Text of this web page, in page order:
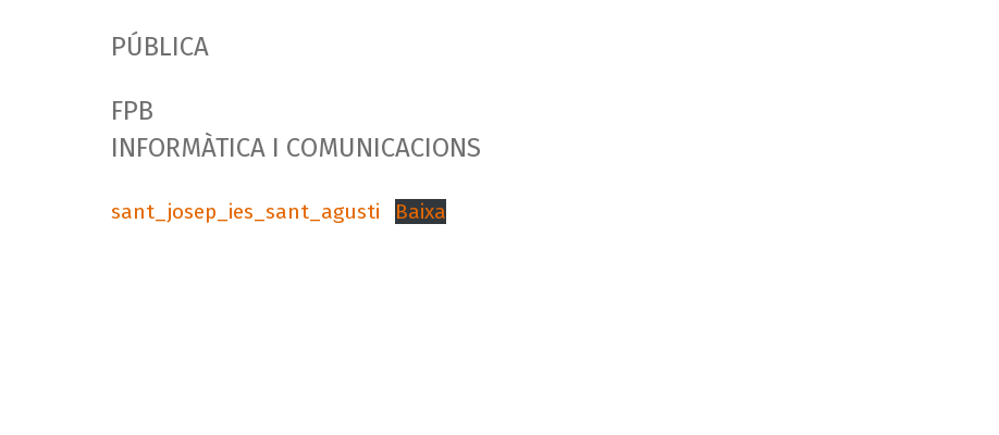
PÚBLICA
FPB
INFORMÀTICA I COMUNICACIONS
sant_josep_ies_sant_agusti Baixa